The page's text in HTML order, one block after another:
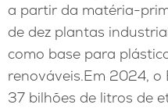
a partir da matéria-
de dez plantas
como base para
renováveis.Em 2024, o
37 bilhões de litros de